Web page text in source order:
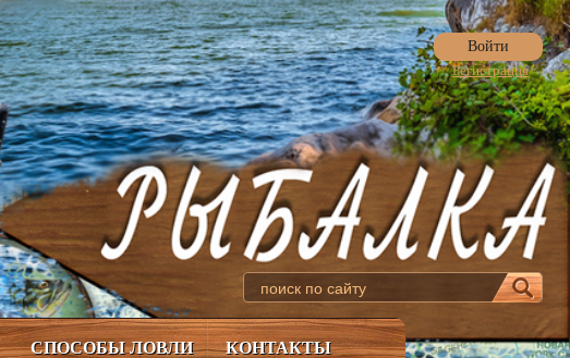
Войти
Регистрация
СПОСОБЫ ЛОВЛИ КОНТАКТЫ